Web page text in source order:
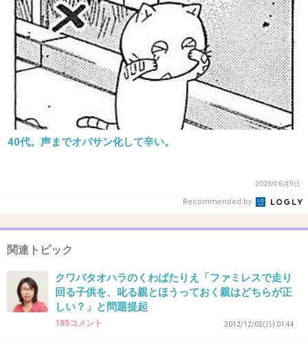
32. 匿名2013/01/26(土) 11:55:15
ニートの方が年上の場合もありそう
+10 -1
33. 匿名2013/01/26(土) 11:55:22
34. 匿名 2013/01/26(土) 11:55:54
( ﾟдﾟ)すごいね…
+2 -0
40代。声までオバサン化して辛い。
2026年6月9日
Recommended by
関連トピック
クワバタオハラのくわばたりえ「ファミレスで走り
回る子供を、叱る親とほうっておく親はどちらが正
しい？」と問題提起
185コメント 2012/12/02(日) 01:44